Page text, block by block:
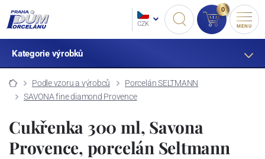
CZK
0
MENU
Kategorie výrobků
Podle vzoru a výrobců
Porcelán SELTMANN
SAVONA fine diamond Provence
Cukřenka 300 ml, Savona
Provence, porcelán Seltmann